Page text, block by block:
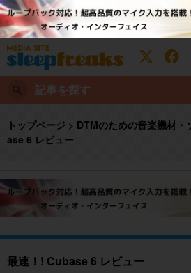
記事を探す
トップページ > DTMのための音楽機材・
ase 6 レビュー
最速！! Cubase 6 レビュー